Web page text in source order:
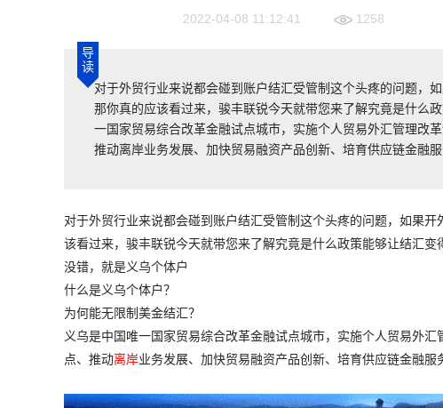
2022-04-08 11:12:41 1258
导
读
对于外贸行业来说都会碰到账户结汇受管制这个头疼的问题，
那你真的应该看过来，骏丰联锐今天就带您来了解究竟是什么
一国家贸易综合改革金融试点城市，实施个人贸易外汇管理改
推动离岸业务发展、加快贸易融资产品创新、培育供应链金融
对于外贸行业来说都会碰到账户结汇受管制这个头疼的问题，如果
该看过来，骏丰联锐今天就带您来了解究竟是什么政策能够让结汇变
没错，就是义乌个体户
什么是义乌个体户？
为何能无限制美金结汇？
义乌是中国唯一国家贸易综合改革金融试点城市，实施个人贸易外
点、推动离岸业务发展、加快贸易融资产品创新、培育供应链金融